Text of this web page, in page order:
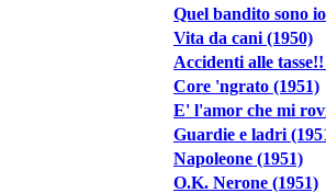
Quel bandito sono
Vita da cani (1950)
Accidenti alle
Core 'ngrato (1951)
E' l'amor che mi
Guardie e ladri
Napoleone (1951)
O.K. Nerone (1951)